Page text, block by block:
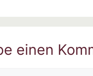
einen